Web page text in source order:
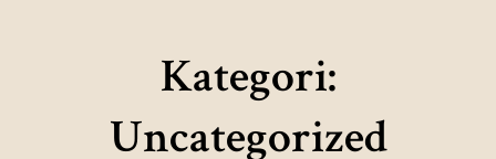
Kategori:
Uncategorized